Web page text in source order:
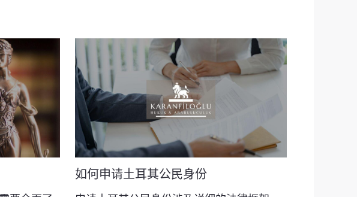
如何申请土耳其公民身份